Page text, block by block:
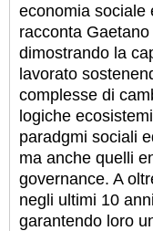
economia sociale
racconta
dimostrando la
lavorato
complesse di
logiche
paradgmi sociali
ma anche quelli
governance. A
negli ultimi 10
garantendo loro